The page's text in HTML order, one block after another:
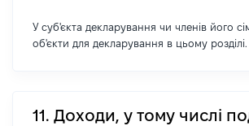
У суб'єкта декларування чи членів його
об'єкти для декларування в цьому розділі.
11. Доходи, у тому числі